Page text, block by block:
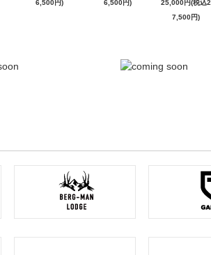
6,500円)
6,500円)
25,000円(税込2
7,500円)